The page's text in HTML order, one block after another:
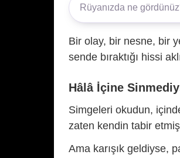
Bir olay, bir nesne, bir
sende bıraktığı hissi
Hâlâ İçine
Simgeleri okudun,
zaten kendin tabir
Ama karışık geldiyse,